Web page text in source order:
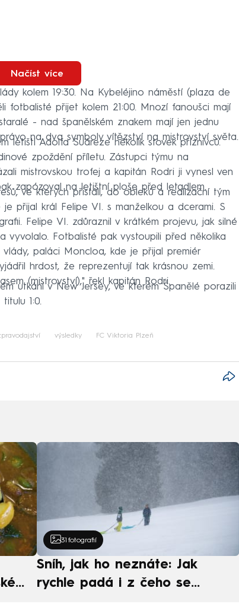
Načíst více
kolem 19:30. Na Kybeléjino náměstí (plaza de
fotbalisté přijet kolem 21:00. Mnozí fanoušci mají
- nad španělském znakem mají jen jednu
na dva symboly vítězství na mistrovství světa.
letišti Adolfa Suáreze několik stovek příznivců.
zpoždění příletu. Zástupci týmu na
mistrovskou trofej a kapitán Rodri ji vynesl ven
zapózoval na letištní ploše před letadlem.
ve kterých přistáli, do obleků a realizační tým
přijal král Felipe VI. s manželkou a dcerami. S
Felipe VI. zdůraznil v krátkém projevu, jak silné
vyvolalo. Fotbalisté pak vystoupili před několika
vlády, paláci Moncloa, kde je přijal premiér
hrdost, že reprezentují tak krásnou zemi.
(mistrovství)," řekl kapitán Rodri.
utkání v New Jersey, ve kterém Španělé porazili
1:0.
výsledky FC Viktoria Plzeň
31 fotografií
Sníh, jak ho neznáte: Jak
rychle padá i z čeho se